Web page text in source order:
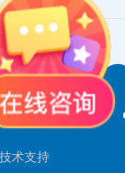
Serotec
售后服务
技术支持